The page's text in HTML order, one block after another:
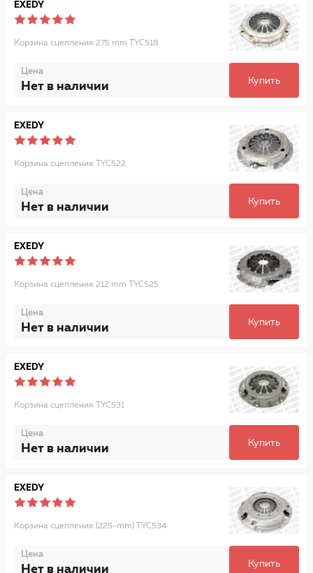
EXEDY
Корзина сцепления 275 mm TYC518
Цена
Нет в наличии Купить
EXEDY
Корзина сцепления TYC522
Цена
Нет в наличии Купить
EXEDY
Корзина сцепления 212 mm TYC525
Цена
Нет в наличии Купить
EXEDY
Корзина сцепления TYC531
Цена
Нет в наличии Купить
EXEDY
Корзина сцепления (225-mm) TYC534
Цена
Нет в наличии Купить